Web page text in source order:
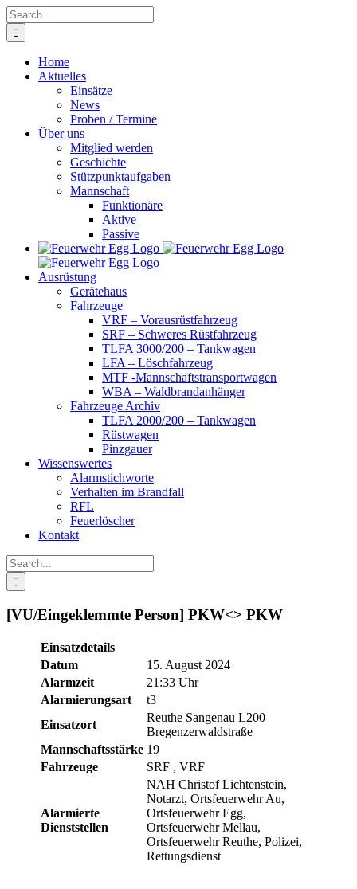
Skip
to
content
Search
for:
Home
Aktuelles
Einsätze
News
Proben / Termine
Über uns
Mitglied werden
Geschichte
Stützpunktaufgaben
Mannschaft
Funktionäre
Aktive
Passive
Ausrüstung
Gerätehaus
Fahrzeuge
VRF – Vorausrüstfahrzeug
SRF – Schweres Rüstfahrzeug
TLFA 3000/200 – Tankwagen
LFA – Löschfahrzeug
MTF -Mannschaftstransportwagen
WBA – Waldbrandanhänger
Fahrzeuge Archiv
TLFA 2000/200 – Tankwagen
Rüstwagen
Pinzgauer
Wissenswertes
Alarmstichworte
Verhalten im Brandfall
RFL
Feuerlöscher
Kontakt
Search
for:
[VU/Eingeklemmte Person] PKW<> PKW
Einsatzdetails
Datum
15. August 2024
Alarmzeit
21:33 Uhr
Alarmierungsart
t3
Einsatzort
Reuthe Sangenau L200
Bregenzerwaldstraße
Mannschaftsstärke 19
Fahrzeuge
SRF , VRF
Alarmierte
Dienststellen
NAH Christof Lichtenstein,
Notarzt, Ortsfeuerwehr Au,
Ortsfeuerwehr Egg,
Ortsfeuerwehr Mellau,
Ortsfeuerwehr Reuthe, Polizei,
Rettungsdienst